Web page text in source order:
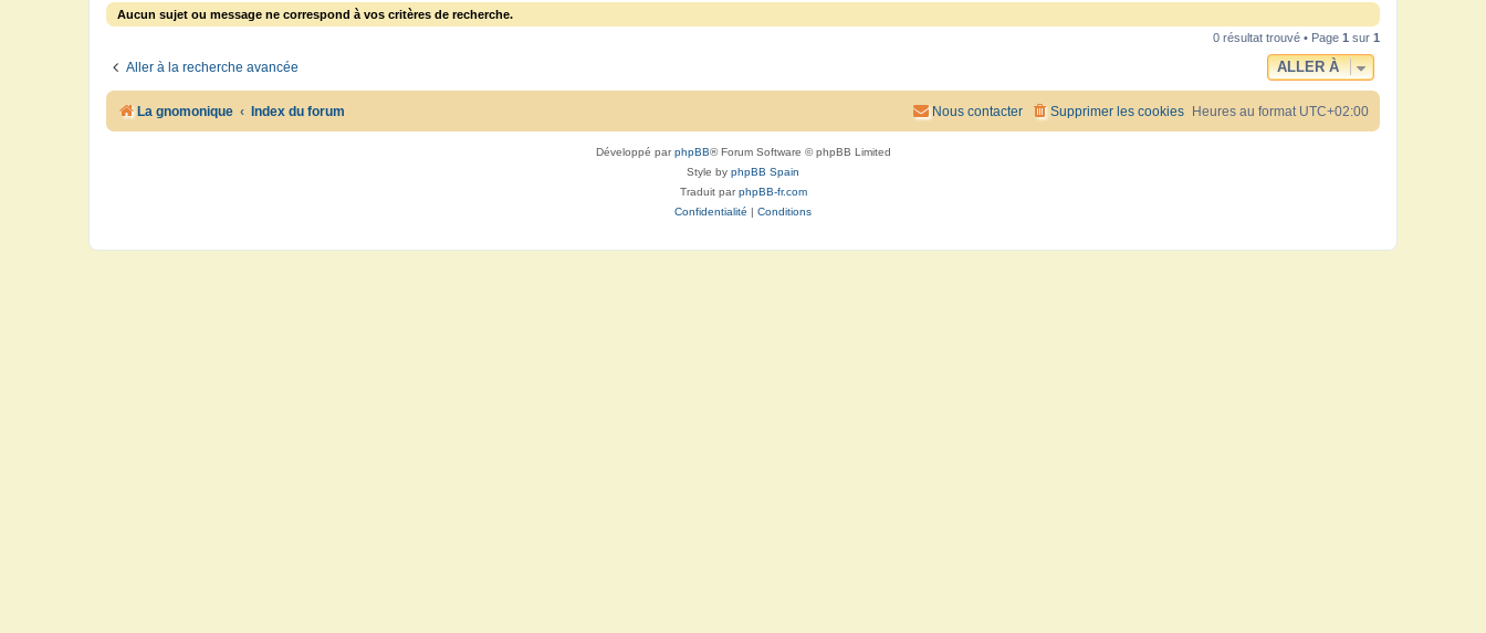
Aucun sujet ou message ne correspond à vos critères de recherche.
0 résultat trouvé • Page 1 sur 1
Aller à la recherche avancée ALLER À
La gnomonique Index du forum Heures au format UTC+02:00
Supprimer les cookies
Nous contacter
Développé parphpBB® Forum Software © phpBB Limited
Style by phpBB Spain
Traduit parphpBB-fr.com
Confidentialité | Conditions